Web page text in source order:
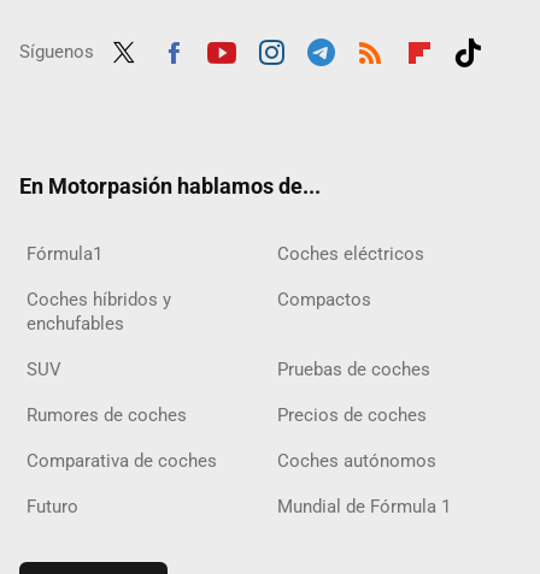
Síguenos
En Motorpasión hablamos de...
Fórmula1 Coches eléctricos
Coches híbridos y
enchufables
Compactos
SUV Pruebas de coches
Rumores de coches Precios de coches
Comparativa de coches Coches autónomos
Futuro Mundial de Fórmula 1